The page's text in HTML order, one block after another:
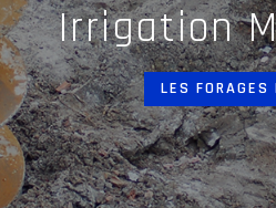
irrigation
LES